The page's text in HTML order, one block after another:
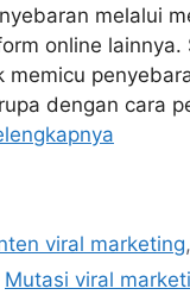
melalui
online lainnya.
memicu
dengan cara
viral marketing,
Mutasi viral